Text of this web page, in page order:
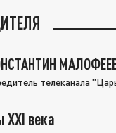
телеканала
века